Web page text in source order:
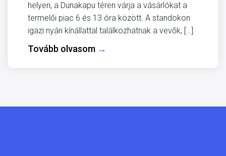
helyen, a Dunakapu téren várja a vásárlókat a
termelői piac 6 és 13 óra között. A standokon
igazi nyári kínállattal találkozhatnak a vevők, […]
Tovább olvasom →